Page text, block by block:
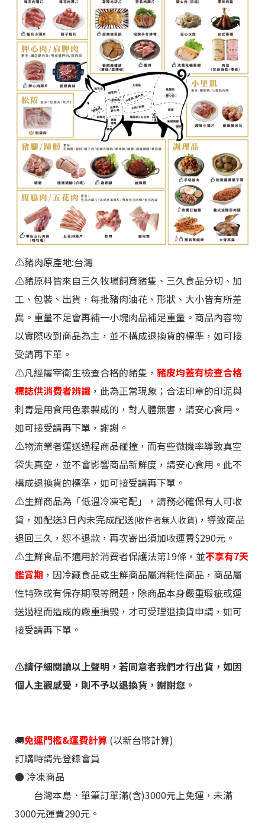
⚠️豬肉原產地:台灣
⚠️豬原料皆來自三久牧場飼育豬隻、三久食品分切、加
工、包裝、出貨，每批豬肉油花、形狀、大小皆有所差
異。重量不足會再補一小塊肉品補足重量。商品內容物
以實際收到商品為主，並不構成退換貨的標準，如可接
受請再下單。
⚠️凡經屠宰衛生檢查合格的豬隻， 豬皮均蓋有檢查合格
標誌供消費者辨識 ，此為正常現象；合法印章的印泥與
刺青是用食用色素製成的，對人體無害，請安心食用。
如可接受請再下單 ，謝謝。
⚠️物流業者運送過程商品碰撞，而有些微機率導致真空
袋失真空，並不會影響商品新鮮度，請安心食用。此不
構成退換貨的標準，如可接受請再下單。
⚠️生鮮商品為「低溫冷凍宅配」，請務必確保有人可收
貨，如配送3日內未完成配送(收件者無人收貨) ，導致商品
退回三久，恕不退款，再次寄出須加收運費$290元。
⚠️生鮮食品不適用於消費者保護法第19條，並不享有7天
鑑賞期 ，因冷藏食品或生鮮商品屬消耗性商品，商品屬
性特殊或有保存期限等問題，除商品本身嚴重瑕疵或運
送過程而造成的嚴重損毀，才可受理退換貨申請，如可
接受請再下單。
⚠️請仔細閱讀以上聲明，若同意者我們才行出貨，如因
個人主觀感受，則不予以退換貨，謝謝您。
🚚免運門檻&運費計算 (以新台幣計算)
訂購時請先登錄會員
● 冷凍商品
台灣本島．單筆訂單滿(含)3000元上免運，未滿
3000元運費290元。